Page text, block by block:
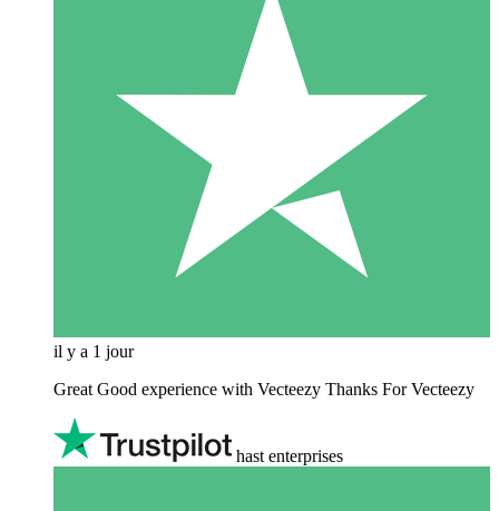
il y a 1 jour
Great Good experience with Vecteezy Thanks For Vecteezy
hast enterprises